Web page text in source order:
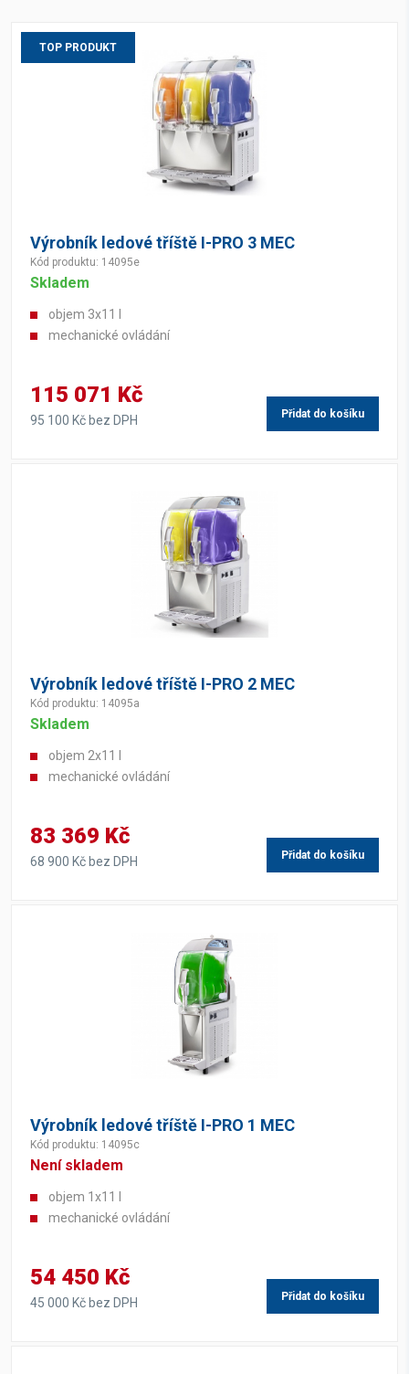
TOP PRODUKT
Výrobník ledové tříště I-PRO 3 MEC
Kód produktu: 14095e
Skladem
objem 3x11 l
mechanické ovládání
115 071 Kč
95 100 Kč bez DPH Přidat do košíku
Výrobník ledové tříště I-PRO 2 MEC
Kód produktu: 14095a
Skladem
objem 2x11 l
mechanické ovládání
83 369 Kč
68 900 Kč bez DPH Přidat do košíku
Výrobník ledové tříště I-PRO 1 MEC
Kód produktu: 14095c
Není skladem
objem 1x11 l
mechanické ovládání
54 450 Kč
45 000 Kč bez DPH Přidat do košíku